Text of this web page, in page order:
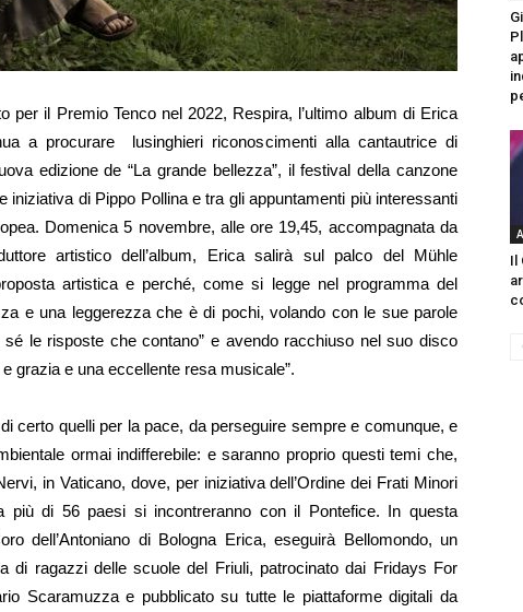
per il Premio Tenco nel 2022, Respira, l’ultimo album di Erica
a procurare lusinghieri riconoscimenti alla cantautrice di
edizione de “La grande bellezza”, il festival della canzone
iniziativa di Pippo Pollina e tra gli appuntamenti più interessanti
Domenica 5 novembre, alle ore 19,45, accompagnata da
artistico dell’album, Erica salirà sul palco del Mühle
artistica e perché, come si legge nel programma del
e una leggerezza che è di pochi, volando con le sue parole
le risposte che contano” e avendo racchiuso nel suo disco
grazia e una eccellente resa musicale”.
certo quelli per la pace, da perseguire sempre e comunque, e
ormai indifferebile: e saranno proprio questi temi che,
in Vaticano, dove, per iniziativa dell’Ordine dei Frati Minori
più di 56 paesi si incontreranno con il Pontefice. In questa
dell’Antoniano di Bologna Erica, eseguirà Bellomondo, un
di ragazzi delle scuole del Friuli, patrocinato dai Fridays For
Scaramuzza e pubblicato su tutte le piattaforme digitali da
Il